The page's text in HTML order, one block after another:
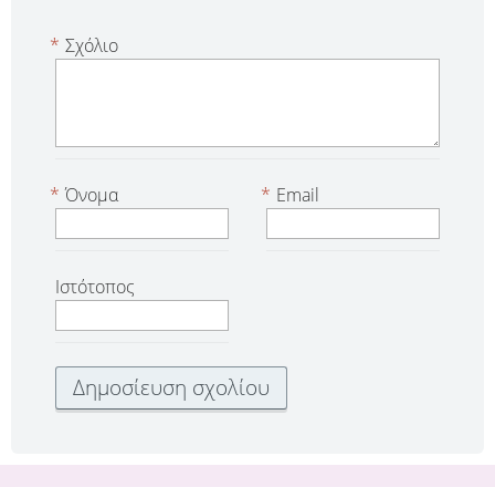
Σχόλιο
*
Όνομα
* Email
*
Ιστότοπος